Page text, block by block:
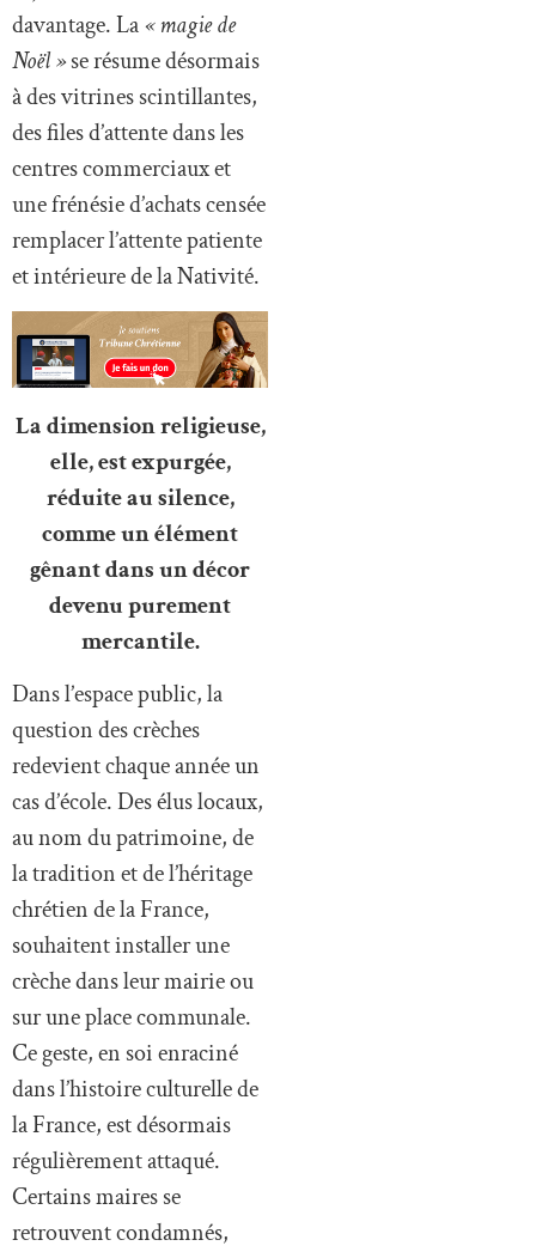
davantage. La« magie de
Noël »se résume désormais
à des vitrines scintillantes,
des files d’attente dans les
centres commerciaux et
une frénésie d’achats censée
remplacer l’attente patiente
et intérieure de la Nativité.
La dimension religieuse,
elle, est expurgée,
réduite au silence,
comme un élément
gênant dans un décor
devenu purement
mercantile.
Dans l’espace public, la
question des crèches
redevient chaque année un
cas d’école. Des élus locaux,
au nom du patrimoine, de
la tradition et de l’héritage
chrétien de la France,
souhaitent installer une
crèche dans leur mairie ou
sur une place communale.
Ce geste, en soi enraciné
dans l’histoire culturelle de
la France, est désormais
régulièrement attaqué.
Certains maires se
retrouvent condamnés,